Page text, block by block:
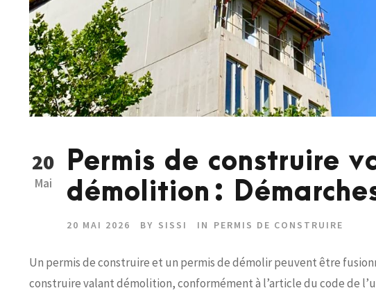
20
Mai
Permis de construire
démolition :
20 MAI 2026 BY SISSI IN PERMIS DE CONSTRUIRE
Un permis de construire et un permis de démolir peuvent être
construire valant démolition, conformément à l’article du code de